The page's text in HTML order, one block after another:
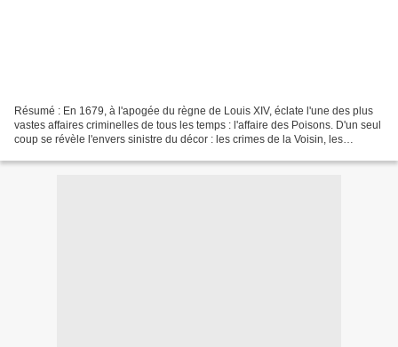
Résumé : En 1679, à l'apogée du règne de Louis XIV, éclate l'une des plus
vastes affaires criminelles de tous les temps : l'affaire des Poisons. D'un seul
coup se révèle l'envers sinistre du décor : les crimes de la Voisin, les